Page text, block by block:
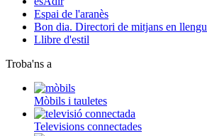
Espai de l'aranès
Bon dia. Directori de mitjans en
Llibre d'estil
Troba'ns a
Mòbils i tauletes
Televisions connectades